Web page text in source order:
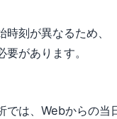
刻が異なるため、
があります。
では、Webからの当